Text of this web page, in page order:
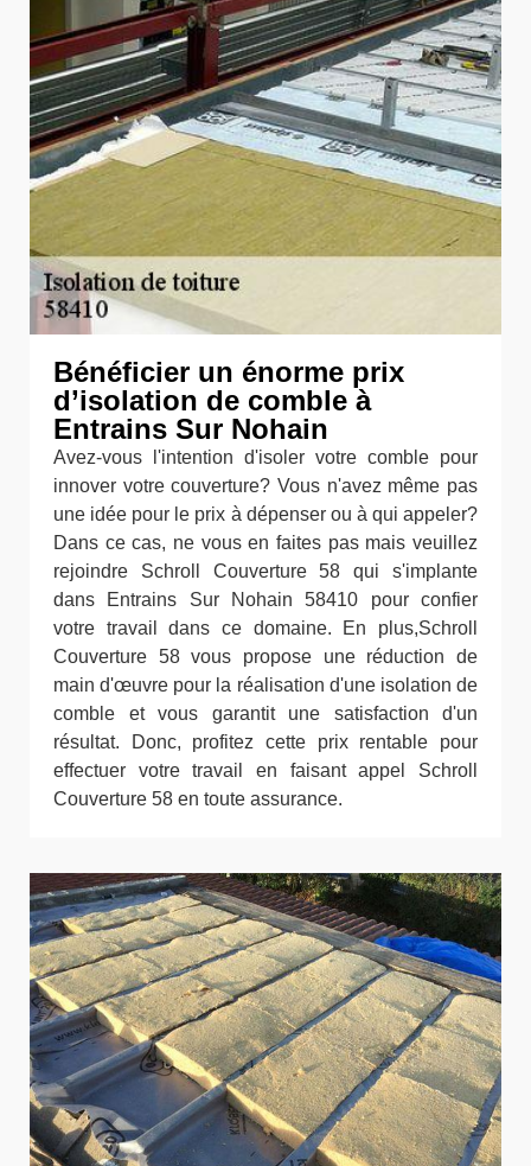
Bénéficier un énorme prix
d’isolation de comble à
Entrains Sur Nohain
Avez-vous l'intention d'isoler votre comble pour
innover votre couverture? Vous n'avez même pas
une idée pour le prix à dépenser ou à qui appeler?
Dans ce cas, ne vous en faites pas mais veuillez
rejoindre Schroll Couverture 58 qui s'implante
dans Entrains Sur Nohain 58410 pour confier
votre travail dans ce domaine. En plus,Schroll
Couverture 58 vous propose une réduction de
main d'œuvre pour la réalisation d'une isolation de
comble et vous garantit une satisfaction d'un
résultat. Donc, profitez cette prix rentable pour
effectuer votre travail en faisant appel Schroll
Couverture 58 en toute assurance.